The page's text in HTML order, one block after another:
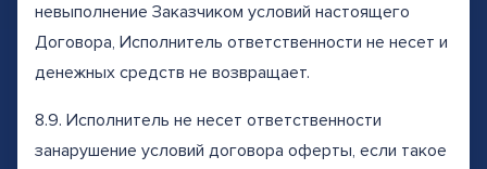
невыполнение Заказчиком условий настоящего
Договора, Исполнитель ответственности не несет и
денежных средств не возвращает.
8.9. Исполнитель не несет ответственности
занарушение условий договора оферты, если такое